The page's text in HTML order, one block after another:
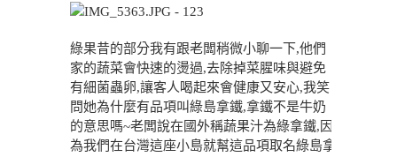
綠果昔的部分我有跟老闆稍微小聊一下,他們
家的蔬菜會快速的燙過,去除掉菜腥味與避免
有細菌蟲卵,讓客人喝起來會健康又安心,我笑
問她為什麼有品項叫綠島拿鐵,拿鐵不是牛奶
的意思嗎~老闆說在國外稱蔬果汁為綠拿鐵,因
為我們在台灣這座小島就幫這品項取名綠島拿